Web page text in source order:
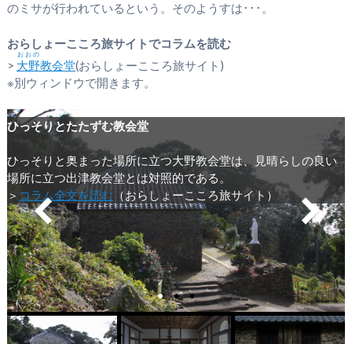
のミサが行われているという。そのようすは･･･。
おらしょーこころ旅サイトでコラムを読む
> 大野
おおの
教会堂(おらしょーこころ旅サイト)
※別ウィンドウで開きます。
ひっそりとたたずむ教会堂
ひっそりと奥まった場所に立つ大野教会堂は、見晴らしの良い
場所に立つ出津教会堂とは対照的である。
＞ コラム全文を読む （おらしょーこころ旅サイト）